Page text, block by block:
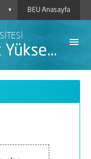
▼ BEU Anasayfa
Hizan Meslek Yüksekokulu
menu